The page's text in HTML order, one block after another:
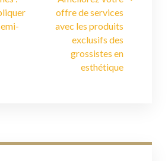
offre de services
avec les produits
exclusifs des
grossistes en
esthétique